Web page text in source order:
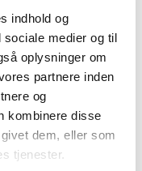
indhold og
medier og til
oplysninger om
partnere inden
og
kombinere disse
dem, eller som
tjenester.